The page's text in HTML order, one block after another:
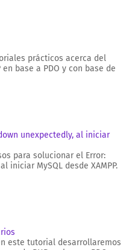
prácticos acerca del
base a PDO y con base de
unexpectedly, al iniciar
para solucionar el Error:
iniciar MySQL desde XAMPP.
este tutorial desarrollaremos